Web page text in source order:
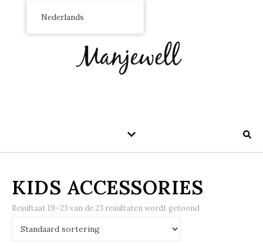
KIDS ACCESSORIES
Resultaat 19–23 van de 23 resultaten wordt getoond
Nederlands